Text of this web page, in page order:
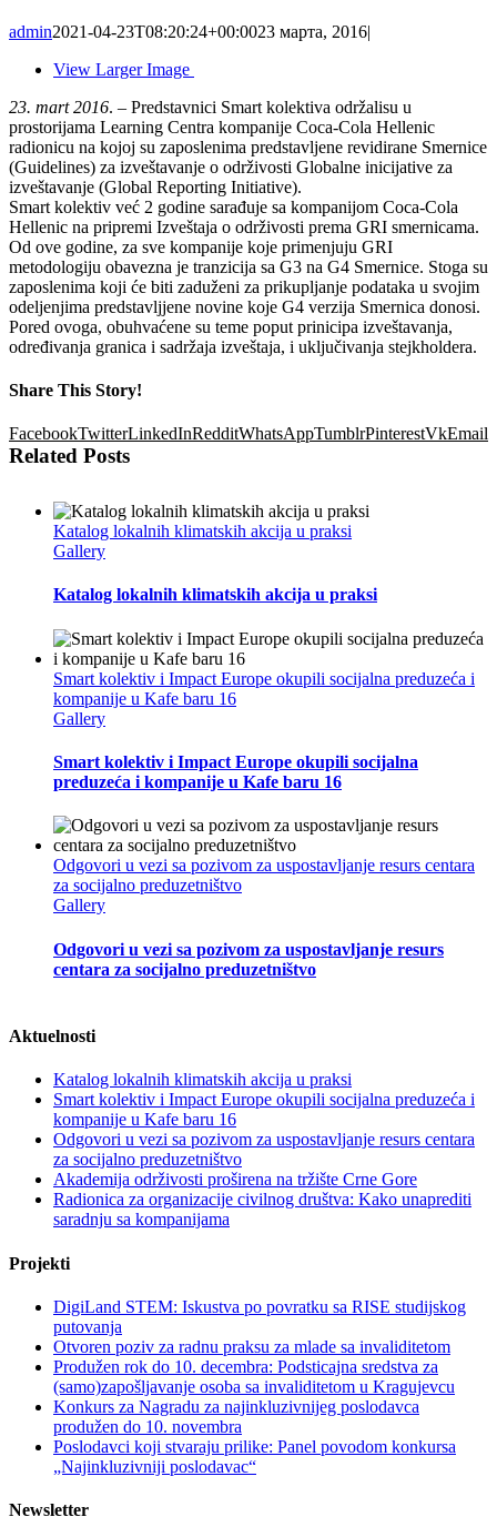
admin2021-04-23T08:20:24+00:0023 марта, 2016|
View Larger Image
23. mart 2016. – Predstavnici Smart kolektiva održalisu u
prostorijama Learning Centra kompanije Coca-Cola Hellenic
radionicu na kojoj su zaposlenima predstavljene revidirane Smernice
(Guidelines) za izveštavanje o održivosti Globalne inicijative za
izveštavanje (Global Reporting Initiative).
Smart kolektiv već 2 godine sarađuje sa kompanijom Coca-Cola
Hellenic na pripremi Izveštaja o održivosti prema GRI smernicama.
Od ove godine, za sve kompanije koje primenjuju GRI
metodologiju obavezna je tranzicija sa G3 na G4 Smernice. Stoga su
zaposlenima koji će biti zaduženi za prikupljanje podataka u svojim
odeljenjima predstavljjene novine koje G4 verzija Smernica donosi.
Pored ovoga, obuhvaćene su teme poput prinicipa izveštavanja,
određivanja granica i sadržaja izveštaja, i uključivanja stejkholdera.
Share This Story!
FacebookTwitterLinkedInRedditWhatsAppTumblrPinterestVkEmail
Related Posts
Katalog lokalnih klimatskih akcija u praksi
Gallery
Katalog lokalnih klimatskih akcija u praksi
Smart kolektiv i Impact Europe okupili socijalna preduzeća i
kompanije u Kafe baru 16
Gallery
Smart kolektiv i Impact Europe okupili socijalna
preduzeća i kompanije u Kafe baru 16
Odgovori u vezi sa pozivom za uspostavljanje resurs centara
za socijalno preduzetništvo
Gallery
Odgovori u vezi sa pozivom za uspostavljanje resurs
centara za socijalno preduzetništvo
Aktuelnosti
Katalog lokalnih klimatskih akcija u praksi
Smart kolektiv i Impact Europe okupili socijalna preduzeća i
kompanije u Kafe baru 16
Odgovori u vezi sa pozivom za uspostavljanje resurs centara
za socijalno preduzetništvo
Akademija održivosti proširena na tržište Crne Gore
Radionica za organizacije civilnog društva: Kako unaprediti
saradnju sa kompanijama
Projekti
DigiLand STEM: Iskustva po povratku sa RISE studijskog
putovanja
Otvoren poziv za radnu praksu za mlade sa invaliditetom
Produžen rok do 10. decembra: Podsticajna sredstva za
(samo)zapošljavanje osoba sa invaliditetom u Kragujevcu
Konkurs za Nagradu za najinkluzivnijeg poslodavca
produžen do 10. novembra
Poslodavci koji stvaraju prilike: Panel povodom konkursa
„Najinkluzivniji poslodavac“
Newsletter